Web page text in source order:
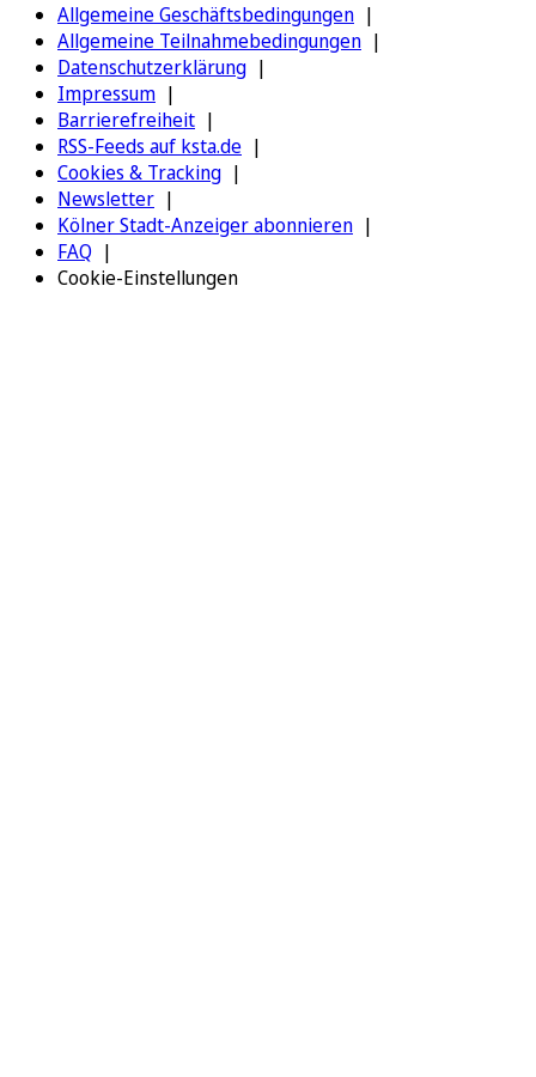
Allgemeine Geschäftsbedingungen
Allgemeine Teilnahmebedingungen
Datenschutzerklärung
Impressum
Barrierefreiheit
RSS-Feeds auf ksta.de
Cookies & Tracking
Newsletter
Kölner Stadt-Anzeiger abonnieren
FAQ
Cookie-Einstellungen